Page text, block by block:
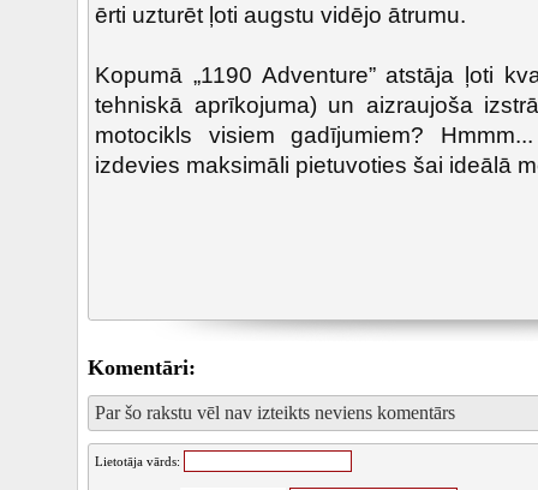
ērti uzturēt ļoti augstu vidējo ātrumu.
Kopumā „1190 Adventure” atstāja ļoti
tehniskā aprīkojuma) un aizraujoša
motocikls visiem gadījumiem?
izdevies maksimāli pietuvoties šai ideālā
Komentāri:
Par šo rakstu vēl nav izteikts neviens komentārs
Lietotāja vārds: